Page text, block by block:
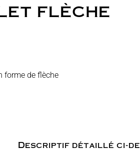
FLÈCHE
forme de flèche
Descriptif détaillé ci-